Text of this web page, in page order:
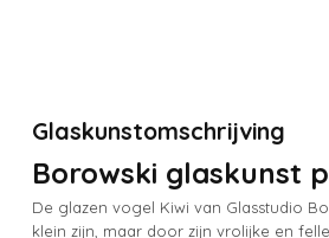
Glaskunstomschrijving
Borowski glaskunst
De glazen vogel Kiwi van Glasstudio
klein zijn, maar door zijn vrolijke en